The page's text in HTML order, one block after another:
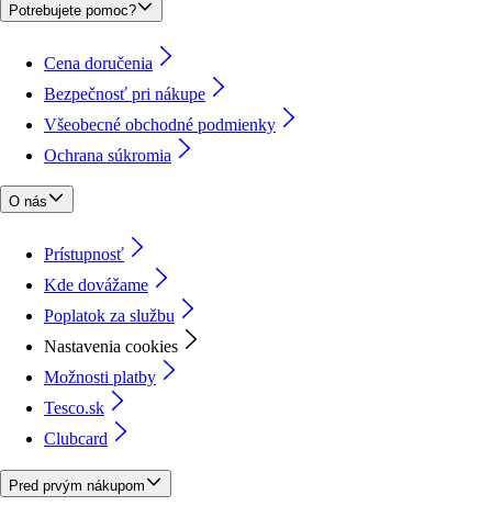
Potrebujete pomoc?
Cena doručenia
Bezpečnosť pri nákupe
Všeobecné obchodné podmienky
Ochrana súkromia
O nás
Prístupnosť
Kde dovážame
Poplatok za službu
Nastavenia cookies
Možnosti platby
Tesco.sk
Clubcard
Pred prvým nákupom